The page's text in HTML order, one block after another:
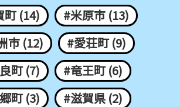
町 (14)
#米原市 (13)
市 (12)
#愛荘町 (9)
町 (7)
#竜王町 (6)
町 (3)
#滋賀県 (2)